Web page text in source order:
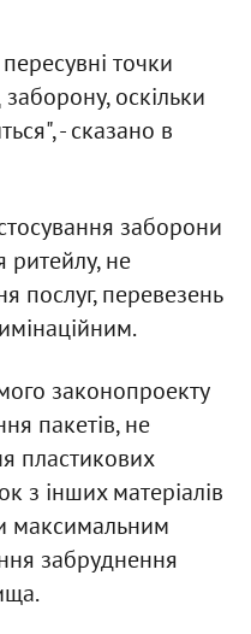
точки
оскільки
- сказано в
заборони
ритейлу, не
послуг, перевезень
законопроекту
пакетів, не
пластикових
з інших матеріалів
максимальним
забруднення